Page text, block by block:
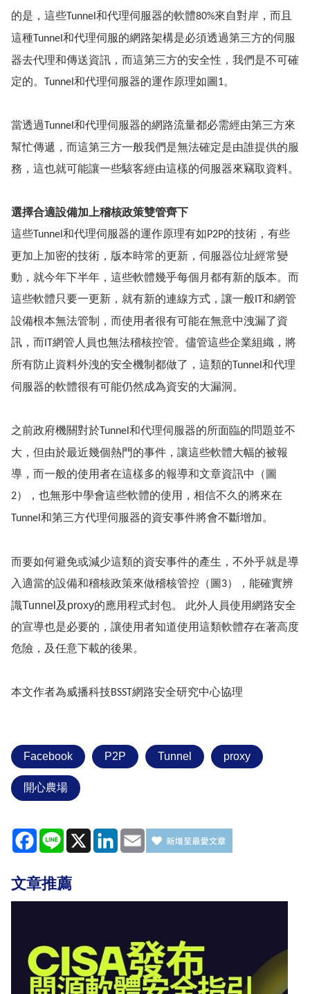
的是，這些Tunnel 和代理伺服器的軟體80%來自對岸，而且
這種Tunnel 和代理伺服的網路架構是必須透過第三方的伺服
器去代理和傳送資訊，而這第三方的安全性，我們是不可確
定的。
Tunnel 和代理伺服器的運作原理如圖 1。
當透過 Tunnel 和代理伺服器的網路流量都必需經由第三方來
幫忙傳遞，而這第三方一般我們是無法確定是由誰提供的服
務，這也就可能讓一些駭客經由這樣的伺服器來竊取資料。
選擇合適設備加上稽核政策雙管齊下
這些Tunnel 和代理伺服器的運作原理有如P2P的技術，有些
更加上加密的技術，版本時常的更新，伺服器位址經常變
動，就今年下半年，這些軟體幾乎每個月都有新的版本。而
這些軟體只要一更新，就有新的連線方式，讓一般IT 和網管
設備根本無法管制，而使用者很有可能在無意中洩漏了資
訊，而
網管人員也無法稽核控管。儘管這些企業組織，將
所有防止資料外洩的安全機制都做了，這類的 Tunnel 和代理
伺服器的軟體很有可能仍然成為資安的大漏洞。
之前政府機關對於Tunnel 和代理伺服器的所面臨的問題並不
大，但由於最近幾個熱門的事件，讓這些軟體大幅的被報
導，而一般的使用者在這樣多的報導和文章資訊中（圖
2），也無形中學會這些軟體的使用，相信不久的將來在
Tunnel 和第三方代理伺服器的資安事件將會不斷增加。
而要如何避免或減少這類的資安事件的產生，不外乎就是導
入適當的設備和稽核政策來做稽核管控（圖 3），能確實辨
識Tunnel及proxy的應用程式封包。 此外人員使用網路安全
的宣導也是必要的，讓使用者知道使用這類軟體存在著高度
危險，及任意下載的後果。
本文作者為威播科技BSST 網路安全研究中心協理
Facebook P2P Tunnel proxy
開心農場
Facebook
Line X LinkedIn
Email
文章推薦